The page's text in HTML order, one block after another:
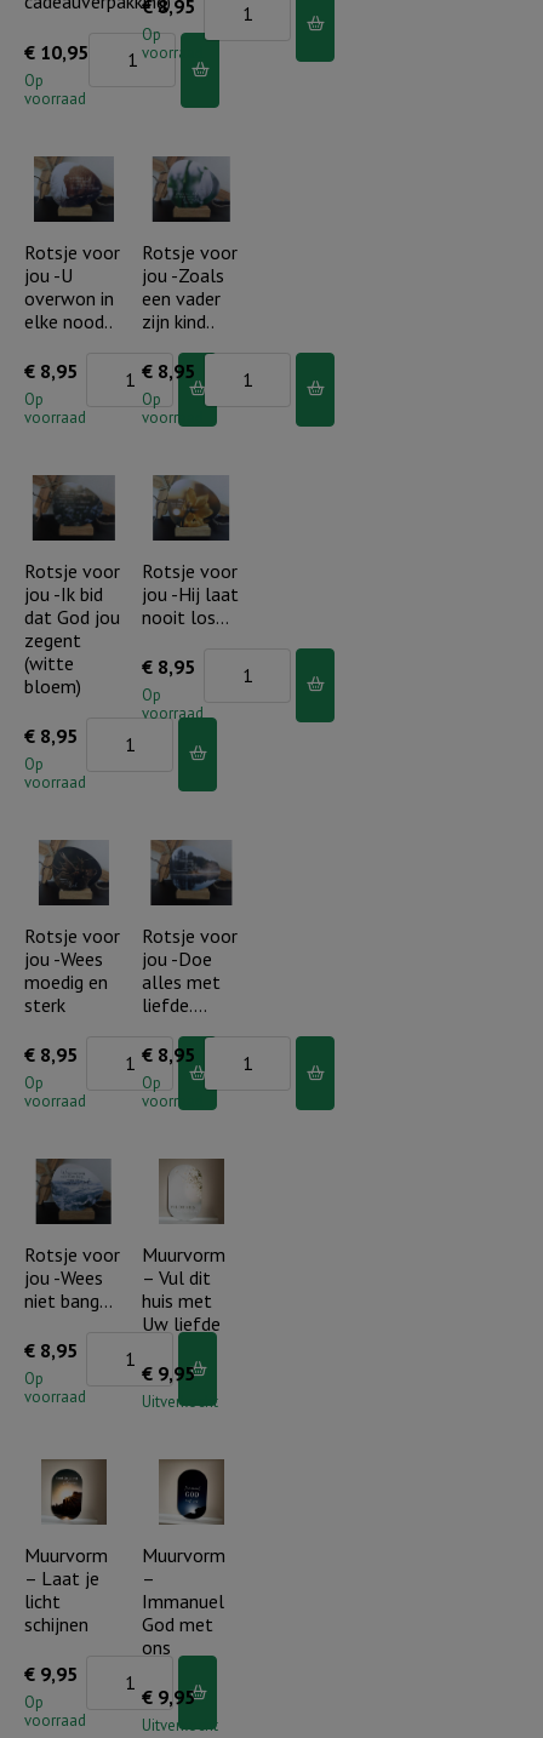
aantal
€ 10,95
Op
voorraad
Stompkaars
dit
huis
met
glorie
cadeauverpakking)
€8,95
Op
voorraad
voor
jou
niet
bang..opgestaan.
Rotsje voor
jou -U
overwon in
elke nood..
€ 8,95
Op
voorraad
U
overwon
in
elke
nood..
Rotsje voor
jou -Zoals
een vader
zijn kind..
€ 8,95
Op
voorraad
voor
jou
Zoals
een
vader
zijn
kind..
Rotsje voor
jou -Ik bid
dat God jou
zegent
(witte
bloem)
€ 8,95
Op
voorraad
Ik
bid
dat
God
jou
(witte
Rotsje voor
jou -Hij laat
nooit los…
€ 8,95
Op
voorraad
jou
-
Hij
nooit
los...
Rotsje voor
jou -Wees
moedig en
sterk
€ 8,95
Op
voorraad
Wees
moedig
en
sterk
aantal
Rotsje voor
jou -Doe
alles met
liefde….
€ 8,95
Op
voorraad
voor
jou
alles
met
liefde....
aantal
Rotsje voor
jou -Wees
niet bang…
€ 8,95
Op
voorraad
Rotsje
aantal
Muurvorm
– Vul dit
huis met
Uw liefde
€ 9,95
Uitverkocht
Muurvorm
– Laat je
licht
schijnen
€ 9,95
Op
voorraad
Muurvorm
Muurvorm
–
Immanuel
God met
ons
€ 9,95
Uitverkocht